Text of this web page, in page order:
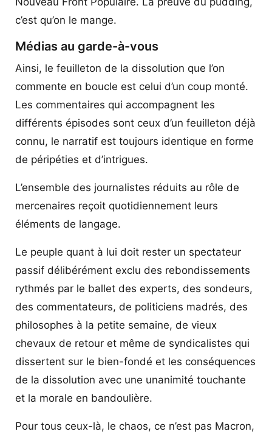
c’est qu’on le mange.
Médias au garde-à-vous
Ainsi, le feuilleton de la dissolution que l’on
commente en boucle est celui d’un coup monté.
Les commentaires qui accompagnent les
différents épisodes sont ceux d’un feuilleton déjà
connu, le narratif est toujours identique en forme
de péripéties et d’intrigues.
L’ensemble des journalistes réduits au rôle de
mercenaires reçoit quotidiennement leurs
éléments de langage.
Le peuple quant à lui doit rester un spectateur
passif délibérément exclu des rebondissements
rythmés par le ballet des experts, des sondeurs,
des commentateurs, de politiciens madrés, des
philosophes à la petite semaine, de vieux
chevaux de retour et même de syndicalistes qui
dissertent sur le bien-fondé et les conséquences
de la dissolution avec une unanimité touchante
et la morale en bandoulière.
Pour tous ceux-là, le chaos, ce n’est pas Macron,